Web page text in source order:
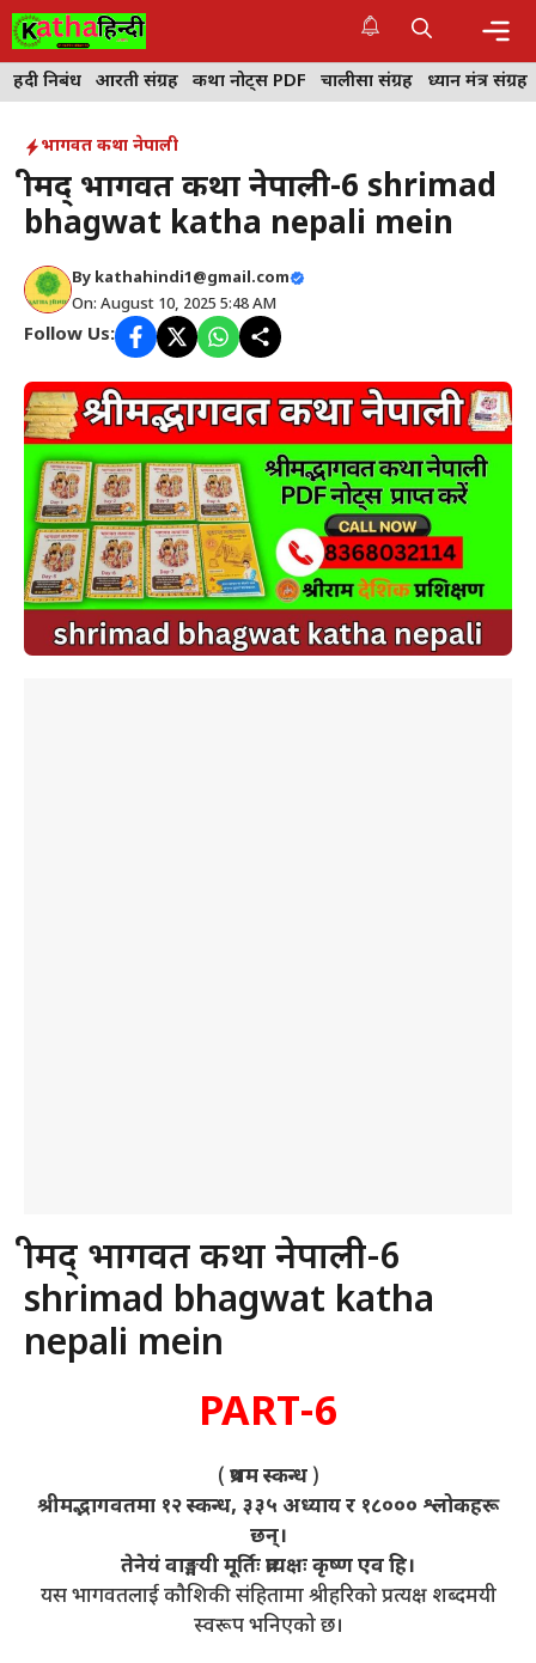
Skip
to
content
हिंदी निबंध आरती संग्रह कथा नोट्स PDF चालीसा संग्रह ध्यान मंत्र संग्रह
भागवत कथा नेपाली
श्रीमद् भागवत कथा नेपाली-6 shrimad
bhagwat katha nepali mein
By kathahindi1@gmail.com
On: August 10, 2025 5:48 AM
Follow Us:
श्रीमद् भागवत कथा नेपाली-6
shrimad bhagwat katha
nepali mein
PART-6
( प्रथम स्कन्ध)
श्रीमद्भागवतमा १२ स्कन्ध, ३३५ अध्याय र १८००० श्लोकहरू
छन्।
तेनेयं वाङ्मयी मूर्तिः प्रत्यक्षः कृष्ण एव हि।
यस भागवतलाई कौशिकी संहितामा श्रीहरिको प्रत्यक्ष शब्दमयी
स्वरूप भनिएको छ।